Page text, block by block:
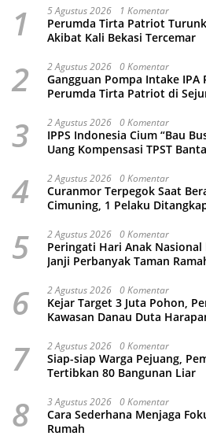
1 5 Agustus 2026 1 Komentar
Perumda Tirta Patriot
Akibat Kali Bekasi Tercemar
2 2 Agustus 2026 0 Komentar
Gangguan Pompa Intake
Perumda Tirta Patriot di
3 2 Agustus 2026 0 Komentar
IPPS Indonesia Cium “Bau
Uang Kompensasi TPST
4 2 Agustus 2026 0 Komentar
Curanmor Terpegok Saat
Cimuning, 1 Pelaku
5 2 Agustus 2026 0 Komentar
Peringati Hari Anak Nasional
Janji Perbanyak Taman
6 2 Agustus 2026 0 Komentar
Kejar Target 3 Juta Pohon,
Kawasan Danau Duta
7 2 Agustus 2026 0 Komentar
Siap-siap Warga Pejuang,
Tertibkan 80 Bangunan Liar
8 3 Agustus 2026 0 Komentar
Cara Sederhana Menjaga
Rumah